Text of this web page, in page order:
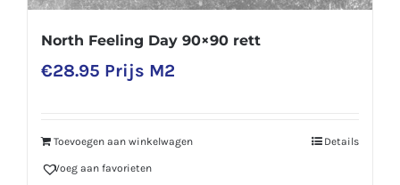
North Feeling Day 90×90 rett
€28.95 Prijs M2
Toevoegen aan winkelwagen Details
Voeg aan favorieten